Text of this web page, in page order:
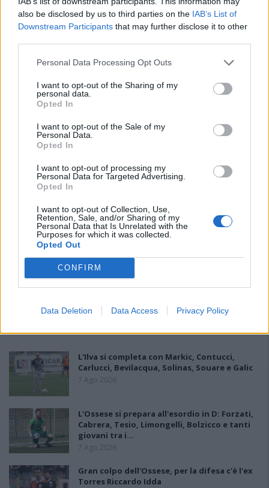
also be disclosed by us to third parties on the IAB’s List of
Downstream Participants that may further disclose it to other
Personal Data Processing Opt Outs
I want to opt-out of the Sharing of my
personal data.
Opted In
I want to opt-out of the Sale of my
Personal Data.
Opted In
I want to opt-out of processing my
Personal Data for Targeted Advertising.
Opted In
I want to opt-out of Collection, Use,
Retention, Sale, and/or Sharing of my
Personal Data that Is Unrelated with the
Purposes for which it was collected.
Opted Out
CONFIRM
Data Deletion Data Access Privacy Policy
L'Ilva si completa con Markic, Contucci,
Carlucci, Bevilacqua, Solinas, Souare e Galic
7 Ago 2026
L'Ossese si prepara all'esordio in D: Forzati,
Cabrera, Tesio, Limongelli, Bolzicco e tanti
giovani tra i…
7 Ago 2026
Gran colpo dell'Ossese, per la difesa c'è l'ex
Torres Riccardo Idda